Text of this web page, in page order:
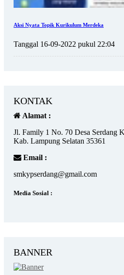
Aksi Nyata Topik Kurikulum Merdeka
Tanggal 16-09-2022 pukul 22:04
KONTAK
Alamat :
Jl. Family 1 No. 70 Desa Serdang
Kab. Lampung Selatan 35361
Email :
smkypserdang@gmail.com
Media Sosial :
BANNER